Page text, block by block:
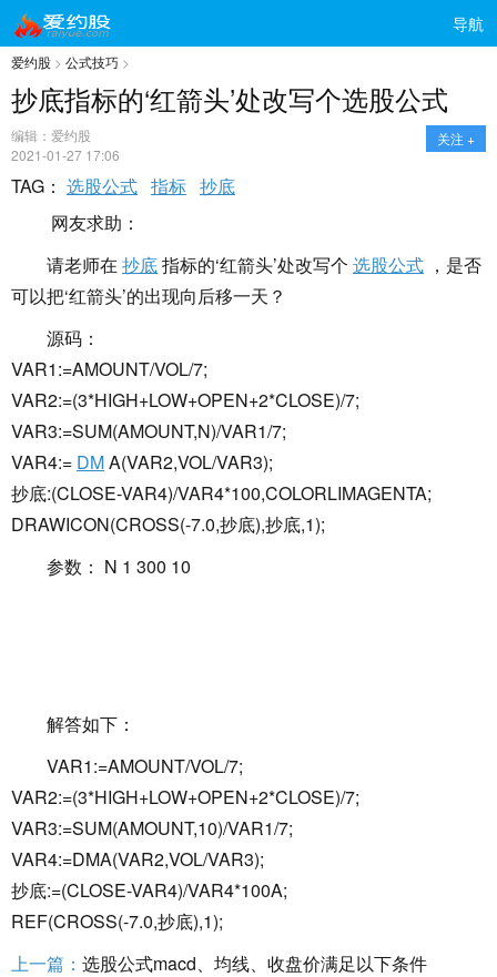
导航
爱约股 > 公式技巧 >
抄底指标的‘红箭头’处改写个选股公式
编辑：爱约股
2021-01-27 17:06
关注 +
TAG： 选股公式 指标 抄底
网友求助：
请老师在 抄底指标的‘红箭头’处改写个 选股公式 ，是否
可以把‘红箭头’的出现向后移一天？
源码：
VAR1:=AMOUNT/VOL/7;
VAR2:=(3*HIGH+LOW+OPEN+2*CLOSE)/7;
VAR3:=SUM(AMOUNT,N)/VAR1/7;
VAR4:= DMA(VAR2,VOL/VAR3);
抄底:(CLOSE-VAR4)/VAR4*100,COLORLIMAGENTA;
DRAWICON(CROSS(-7.0,抄底),抄底,1);
参数： N 1 300 10
解答如下：
VAR1:=AMOUNT/VOL/7;
VAR2:=(3*HIGH+LOW+OPEN+2*CLOSE)/7;
VAR3:=SUM(AMOUNT,10)/VAR1/7;
VAR4:=DMA(VAR2,VOL/VAR3);
抄底:=(CLOSE-VAR4)/VAR4*100A;
REF(CROSS(-7.0,抄底),1);
上一篇： 选股公式macd、均线、收盘价满足以下条件